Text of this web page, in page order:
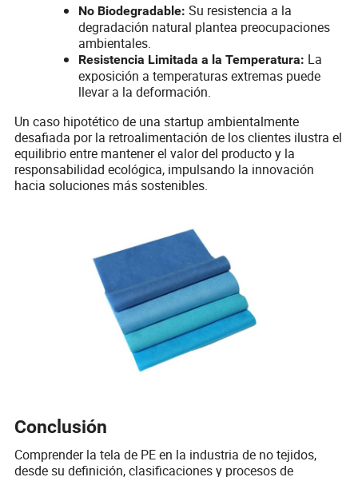
No Biodegradable: Su resistencia a la
degradación natural plantea preocupaciones
ambientales.
Resistencia Limitada a la Temperatura: La
exposición a temperaturas extremas puede
llevar a la deformación.
Un caso hipotético de una startup ambientalmente
desafiada por la retroalimentación de los clientes ilustra el
equilibrio entre mantener el valor del producto y la
responsabilidad ecológica, impulsando la innovación
hacia soluciones más sostenibles.
Conclusión
Comprender la tela de PE en la industria de no tejidos,
desde su definición, clasificaciones y procesos de